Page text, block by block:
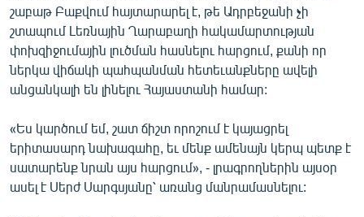
ՏՏ ԵՒ ԻՆՏԵՐՆԵՏ
ԿՈՐՈՆԱՎԻՐՈՒՍ
ԱՐԽԻՎ
ԲԱՆԱՎԵՃ
ՁԳՏԵԼՈՎ ԼԱՎԱԳՈՒՅՆԻՆ
ՓՈԴՔԱՍԹ
շաբաթ Բաքվում հայտարարել է, թե Ադրբեջանի չի
շտապում Լեռնային Ղարաբաղի հակամարտության
փոխզիջումային լուծման հասնելու հարցում, քանի որ
ներկա վիճակի պահպանման հետեւանքները ավելի
անցանկալի են լինելու Հայաստանի համար:
«Ես կարծում եմ, շատ ճիշտ որոշում է կայացրել
երիտասարդ նախագահը, եւ մենք ամենայն կերպ պետք է
սատարենք նրան այս հարցում», - լրագրողներին այսօր
ասել է Սերժ Սարգսյանը՝ առանց մանրամասնելու: